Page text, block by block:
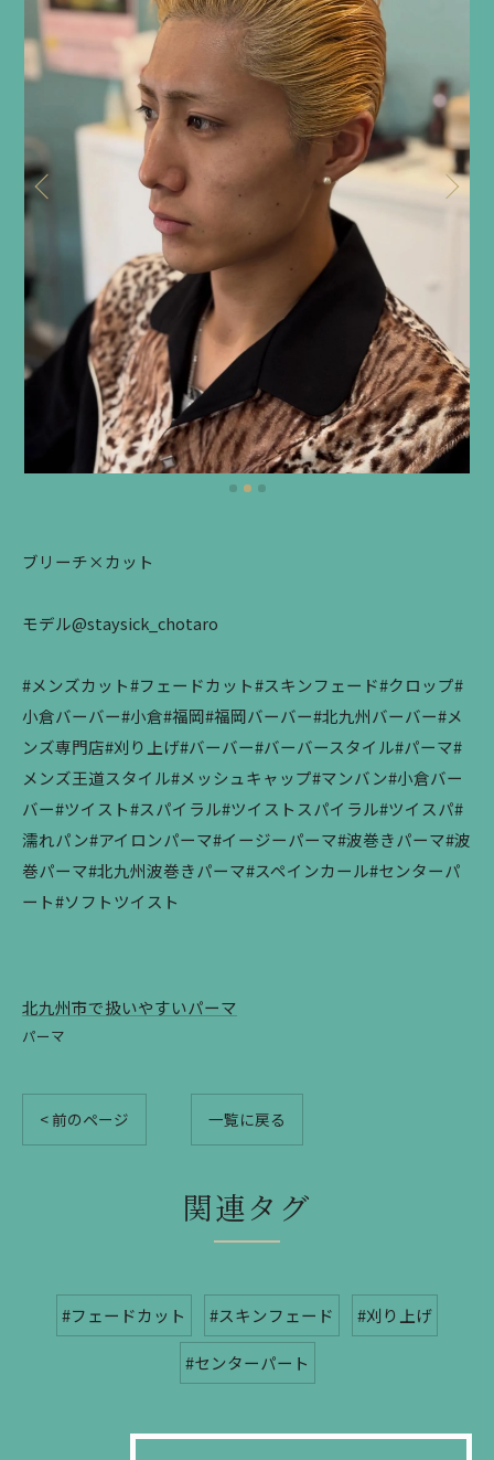
ブリーチ×カット
モデル@staysick_chotaro
#メンズカット#フェードカット#スキンフェード#クロップ#
小倉バーバー#小倉#福岡#福岡バーバー#北九州バーバー#メ
ンズ専門店#刈り上げ#バーバー#バーバースタイル#パーマ#
メンズ王道スタイル#メッシュキャップ#マンバン#小倉バー
バー#ツイスト#スパイラル#ツイストスパイラル#ツイスパ#
濡れパン#アイロンパーマ#イージーパーマ#波巻きパーマ#波
巻パーマ#北九州波巻きパーマ#スペインカール#センターパ
ート#ソフトツイスト
北九州市で扱いやすいパーマ
パーマ
< 前のページ 一覧に戻る
関連タグ
#フェードカット #スキンフェード #刈り上げ
#センターパート